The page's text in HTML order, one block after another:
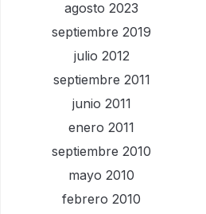
agosto 2023
septiembre 2019
julio 2012
septiembre 2011
junio 2011
enero 2011
septiembre 2010
mayo 2010
febrero 2010